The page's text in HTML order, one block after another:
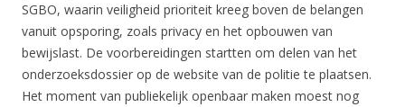
SGBO, waarin veiligheid prioriteit kreeg boven de belangen
vanuit opsporing, zoals privacy en het opbouwen van
bewijslast. De voorbereidingen startten om delen van het
onderzoeksdossier op de website van de politie te plaatsen.
Het moment van publiekelijk openbaar maken moest nog